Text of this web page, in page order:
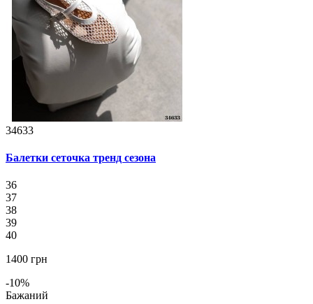
34633
Балетки сеточка тренд сезона
36
37
38
39
40
1400 грн
-10%
Бажаний